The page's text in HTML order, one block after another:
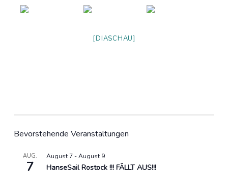
[DIASCHAU]
Bevorstehende Veranstaltungen
AUG.
7
August 7 -August 9
HanseSail Rostock !!! FÄLLT AUS!!!